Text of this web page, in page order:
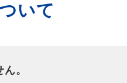
いて
。